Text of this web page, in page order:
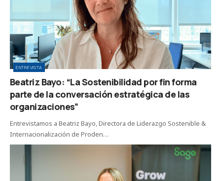
ENTREVISTA
Beatriz Bayo: “La Sostenibilidad por fin forma
parte de la conversación estratégica de las
organizaciones”
Entrevistamos a Beatriz Bayo, Directora de Liderazgo Sostenible &
Internacionalización de Proden…